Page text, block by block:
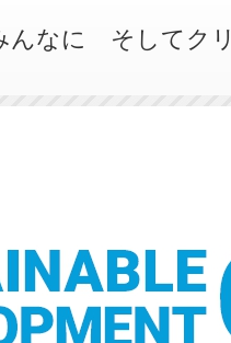
んなに そしてク